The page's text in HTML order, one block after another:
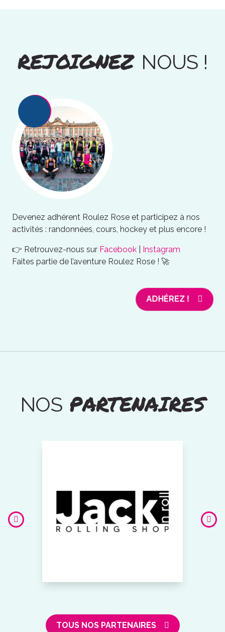
REJOIGNEZ NOUS !
Devenez adhérent Roulez Rose et participez à nos
activités : randonnées, cours, hockey et plus encore !
👉 Retrouvez-nous sur Facebook
Instagram
Faites partie de l’aventure Roulez Rose ! 🚀
ADHÉREZ !
NOSPARTENAIRES
TOUS NOS PARTENAIRES